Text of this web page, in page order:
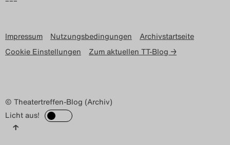
Impressum Nutzungsbedingungen
Archivstartseite
Cookie Einstellungen
Zum aktuellen TT-Blog →
© Theatertreffen-Blog (Archiv)
Licht aus!
↑